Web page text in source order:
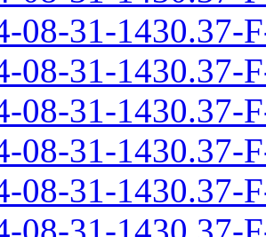
08-31-1430.37-
08-31-1430.37-
08-31-1430.37-
08-31-1430.37-
08-31-1430.37-